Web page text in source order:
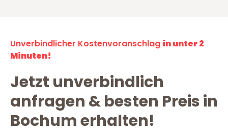
Unverbindlicher Kostenvoranschlag in unter 2
Minuten!
Jetzt unverbindlich
anfragen & besten Preis in
Bochum erhalten!